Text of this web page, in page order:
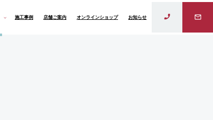
施工事例 店舗ご案内 オンラインショップ お知らせ